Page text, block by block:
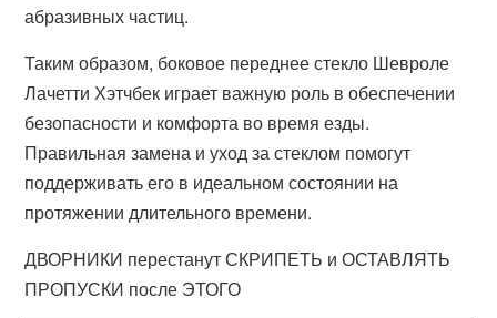
абразивных частиц.
Таким образом, боковое переднее стекло Шевроле
Лачетти Хэтчбек играет важную роль в обеспечении
безопасности и комфорта во время езды.
Правильная замена и уход за стеклом помогут
поддерживать его в идеальном состоянии на
протяжении длительного времени.
ДВОРНИКИ перестанут СКРИПЕТЬ и ОСТАВЛЯТЬ
ПРОПУСКИ после ЭТОГО